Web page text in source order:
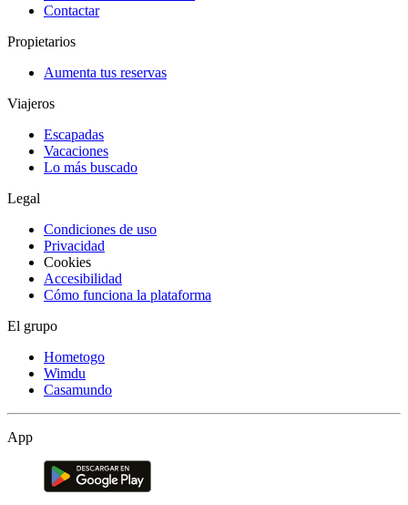
Contactar
Propietarios
Aumenta tus reservas
Viajeros
Escapadas
Vacaciones
Lo más buscado
Legal
Condiciones de uso
Privacidad
Cookies
Accesibilidad
Cómo funciona la plataforma
El grupo
Hometogo
Wimdu
Casamundo
App